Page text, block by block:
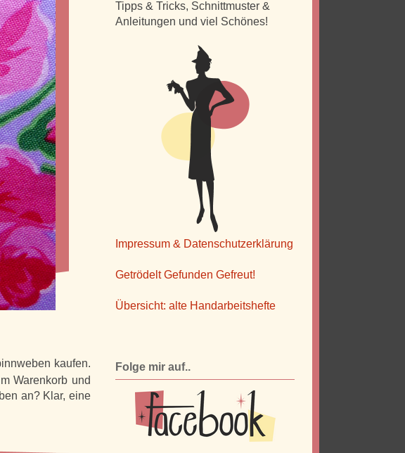
kaufen.
Warenkorb und
an? Klar, eine
Tipps & Tricks, Schnittmuster &
Anleitungen und viel Schönes!
Impressum & Datenschutzerklärung
Getrödelt Gefunden Gefreut!
Übersicht: alte Handarbeitshefte
Folge mir auf..